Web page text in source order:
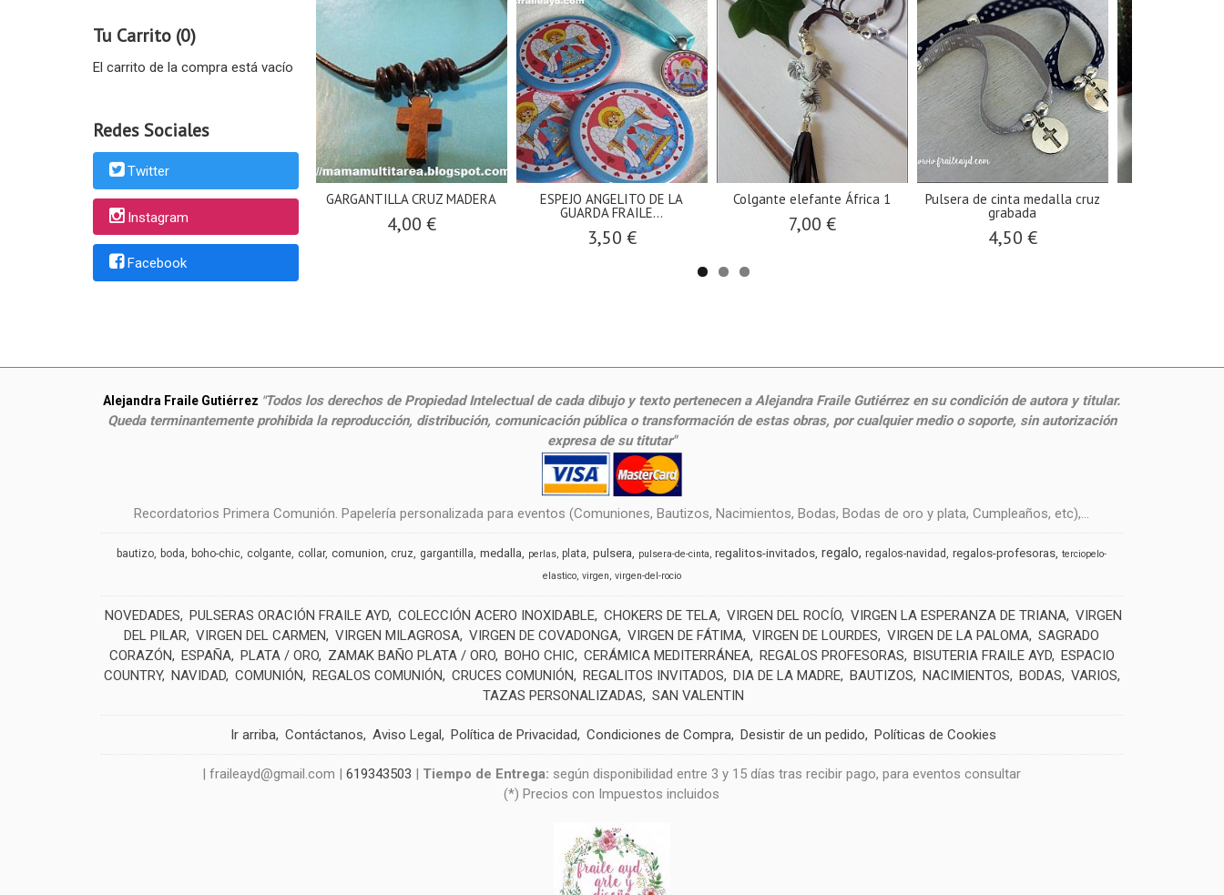
Tu Carrito (0)
El carrito de la compra está vacío
Redes Sociales
Twitter
Instagram
Facebook
GARGANTILLA CRUZ MADERA
4,00 €
ESPEJO ANGELITO DE LA
GUARDA FRAILE...
3,50 €
Colgante elefante África 1
7,00 €
Pulsera de cinta medalla cruz
grabada
4,50 €
Alejandra Fraile Gutiérrez "Todos los derechos de Propiedad Intelectual de cada dibujo y texto pertenecen a Alejandra Fraile Gutiérrez en su condición de autora y titular.
Queda terminantemente prohibida la reproducción, distribución, comunicación pública o transformación de estas obras, por cualquier medio o soporte, sin autorización
expresa de su titutar"
Recordatorios Primera Comunión. Papelería personalizada para eventos (Comuniones, Bautizos, Nacimientos, Bodas, Bodas de oro y plata, Cumpleaños, etc),...
bautizo boda boho-chic colgante collar comunion cruz gargantilla medalla perlas plata pulsera pulsera-de-cinta regalitos-invitados regalo regalos-navidad regalos-profesoras terciopelo-
elastico virgen virgen-del-rocio
NOVEDADES PULSERAS ORACIÓN FRAILE AYD COLECCIÓN ACERO INOXIDABLE CHOKERS DE TELA VIRGEN DEL ROCÍO VIRGEN LA ESPERANZA DE TRIANA VIRGEN
DEL PILAR VIRGEN DEL CARMEN VIRGEN MILAGROSA VIRGEN DE COVADONGA VIRGEN DE FÁTIMA VIRGEN DE LOURDES VIRGEN DE LA PALOMA SAGRADO
CORAZÓN
ESPAÑA PLATA / ORO ZAMAK BAÑO PLATA / ORO BOHO CHIC CERÁMICA MEDITERRÁNEA REGALOS PROFESORAS BISUTERIA FRAILE AYD ESPACIO
COUNTRY NAVIDAD COMUNIÓN REGALOS COMUNIÓN CRUCES COMUNIÓN REGALITOS INVITADOS DIA DE LA MADRE BAUTIZOS NACIMIENTOS BODAS
VARIOS
TAZAS PERSONALIZADAS
SAN VALENTIN
Ir arriba Contáctanos Aviso Legal Política de Privacidad Condiciones de Compra Desistir de un pedido Políticas de Cookies
| fraileayd@gmail.com |619343503 | Tiempo de Entrega: según disponibilidad entre 3 y 15 días tras recibir pago, para eventos consultar
(*) Precios con Impuestos incluidos